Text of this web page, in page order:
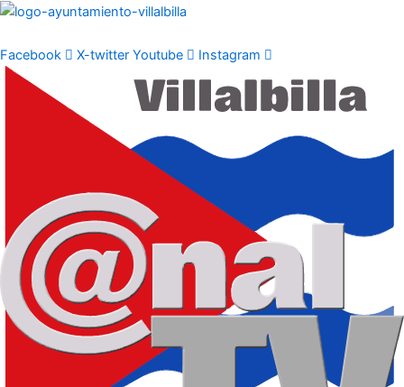
Ir
contenido
Facebook X-twitter Youtube Instagram